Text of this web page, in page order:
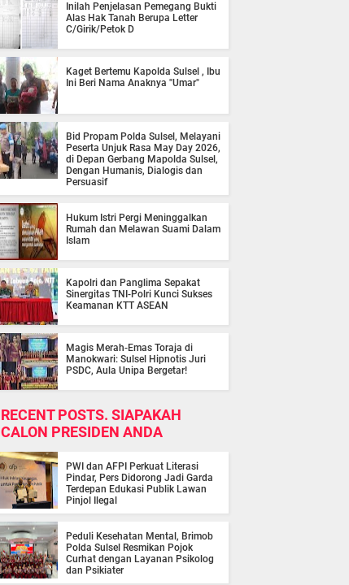
Inilah Penjelasan Pemegang Bukti
Alas Hak Tanah Berupa Letter
C/Girik/Petok D
Kaget Bertemu Kapolda Sulsel , Ibu
Ini Beri Nama Anaknya "Umar"
Bid Propam Polda Sulsel, Melayani
Peserta Unjuk Rasa May Day 2026,
di Depan Gerbang Mapolda Sulsel,
Dengan Humanis, Dialogis dan
Persuasif
Hukum Istri Pergi Meninggalkan
Rumah dan Melawan Suami Dalam
Islam
Kapolri dan Panglima Sepakat
Sinergitas TNI-Polri Kunci Sukses
Keamanan KTT ASEAN
Magis Merah-Emas Toraja di
Manokwari: Sulsel Hipnotis Juri
PSDC, Aula Unipa Bergetar!
RECENT POSTS. SIAPAKAH
CALON PRESIDEN ANDA
PWI dan AFPI Perkuat Literasi
Pindar, Pers Didorong Jadi Garda
Terdepan Edukasi Publik Lawan
Pinjol Ilegal
Peduli Kesehatan Mental, Brimob
Polda Sulsel Resmikan Pojok
Curhat dengan Layanan Psikolog
dan Psikiater